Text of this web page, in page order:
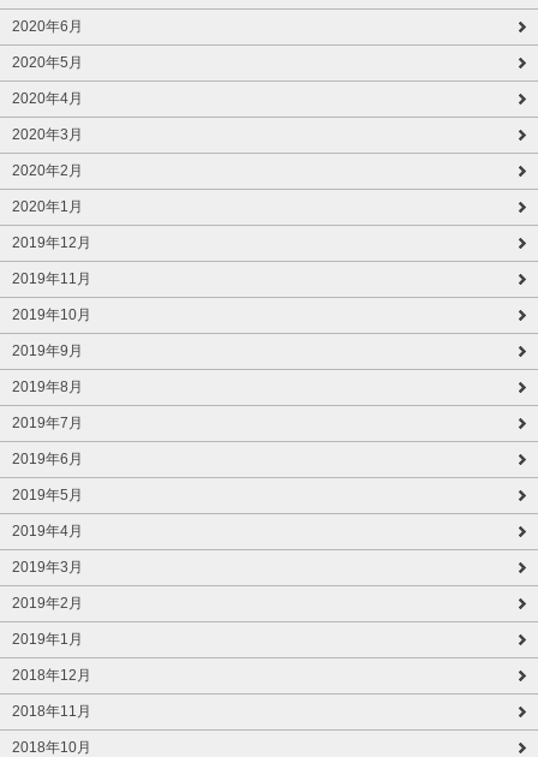
2020年6月
2020年5月
2020年4月
2020年3月
2020年2月
2020年1月
2019年12月
2019年11月
2019年10月
2019年9月
2019年8月
2019年7月
2019年6月
2019年5月
2019年4月
2019年3月
2019年2月
2019年1月
2018年12月
2018年11月
2018年10月